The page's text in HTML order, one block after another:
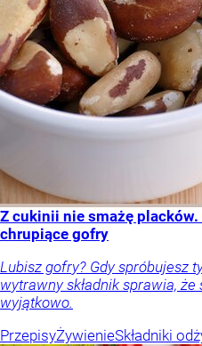
Z cukinii nie smażę
chrupiące gofry
Lubisz gofry? Gdy spróbujesz
wytrawny składnik sprawia,
wyjątkowo.
PrzepisyŻywienieSkładniki